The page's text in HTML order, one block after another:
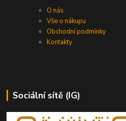
O nás
Vše o nákupu
Obchodní podmínky
Kontakty
Sociální sítě (IG)